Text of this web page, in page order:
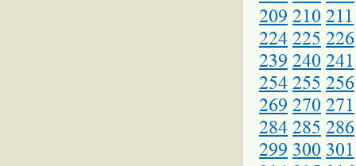
209 210 211
224 225 226
239 240 241
254 255 256
269 270 271
284 285 286
299 300 301